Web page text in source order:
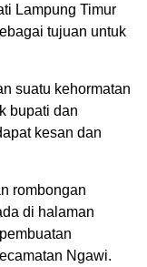
Lampung Timur
tujuan untuk
suatu kehormatan
bupati dan
kesan dan
rombongan
di halaman
Ngawi.